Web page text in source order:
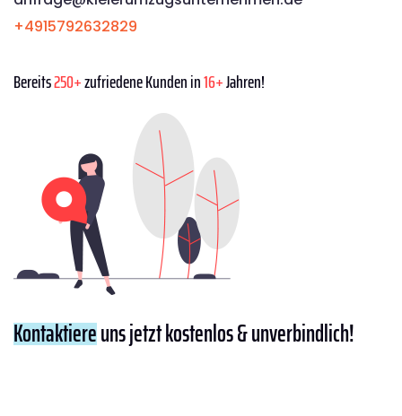
+4915792632829
Bereits250+zufriedene Kunden in16+Jahren!
Kontaktiereuns jetzt kostenlos & unverbindlich!